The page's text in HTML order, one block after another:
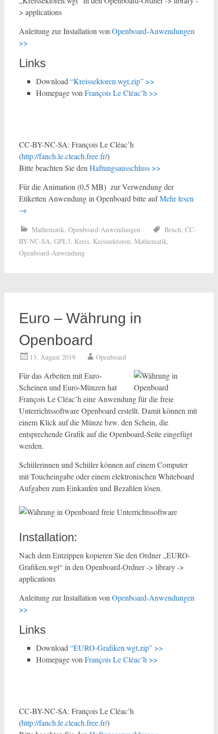
> applications
Anleitung zur Installation von Openboard-Anwendungen
>>
Links
Download “Kreissektoren.wgt.zip” >>
Homepage von François Le Cléac’h >>
CC-BY-NC-SA: François Le Cléac’h
(http://fanch.le.cleach.free.fr/)
Bitte beachten Sie den Haftungsausschluss >>
Für die Animation (0,5 MB) zur Verwendung der
Etiketten Anwendung in Openboard bitte aufMehr lesen
→
Mathematik, Openboard-Anwendungen Bruch, CC-
BY-NC-SA, GPL3, Kreis, Kreissektoren, Mathematik,
Openboard-Anwendung
Euro – Währung in
Openboard
13. August 2019 Openboard
Für das Arbeiten mit Euro-
Scheinen und Euro-Münzen hat
François Le Cléac’h eine Anwendung für die freie
Unterrichtssoftware Openboard erstellt. Damit können mit
einem Klick auf die Münze bzw. den Schein, die
entsprechende Grafik auf die Openboard-Seite eingefügt
werden.
Schülerinnen und Schüler können auf einem Computer
mit Toucheingabe oder einem elektronischen Whiteboard
Aufgaben zum Einkaufen und Bezahlen lösen.
Installation:
Nach dem Entzippen kopieren Sie den Ordner „EURO-
Grafiken.wgt“ in den Openboard-Ordner -> library ->
applications
Anleitung zur Installation von Openboard-Anwendungen
>>
Links
Download “EURO-Grafiken.wgt.zip” >>
Homepage von François Le Cléac’h >>
CC-BY-NC-SA: François Le Cléac’h
(http://fanch.le.cleach.free.fr/)